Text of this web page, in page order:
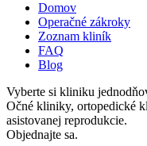
Domov
Operačné zákroky
Zoznam kliník
FAQ
Blog
Vyberte si kliniku
Očné kliniky, ortopedické
asistovanej reprodukcie.
Objednajte sa.